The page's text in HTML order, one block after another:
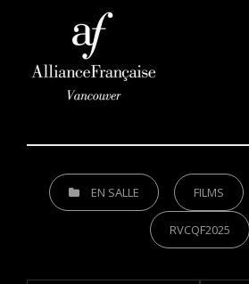
CATEGORIESEN SALLE FILMS
RVCQF2025